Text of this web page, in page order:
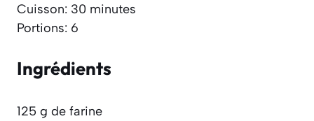
Cuisson: 30 minutes
Portions: 6
Ingrédients
125 g de farine